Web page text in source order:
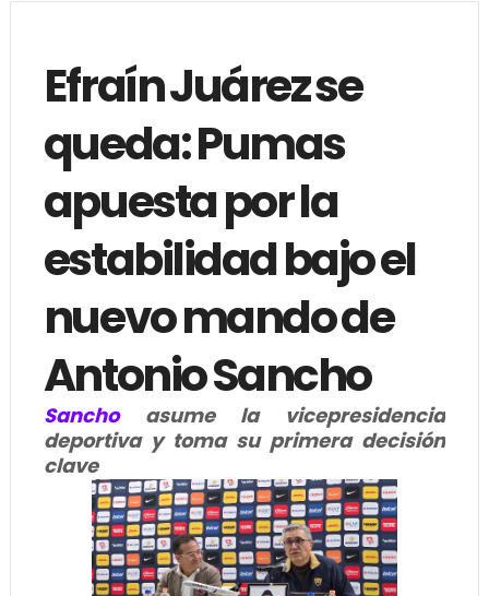
Efraín Juárez se
queda: Pumas
apuesta por la
estabilidad bajo el
nuevo mando de
Antonio Sancho
Sanchoasume la vicepresidencia
deportiva y toma su primera decisión
clave